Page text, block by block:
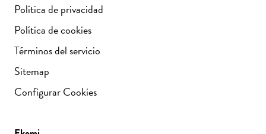
Política de privacidad
Política de cookies
Términos del servicio
Sitemap
Configurar Cookies